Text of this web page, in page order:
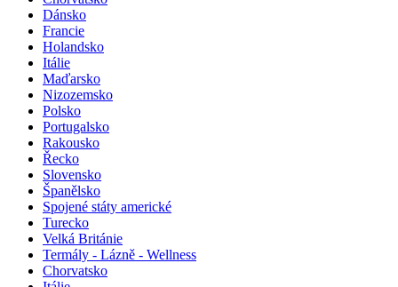
Dánsko
Francie
Holandsko
Itálie
Maďarsko
Nizozemsko
Polsko
Portugalsko
Rakousko
Řecko
Slovensko
Španělsko
Spojené státy americké
Turecko
Velká Británie
Termály - Lázně - Wellness
Chorvatsko